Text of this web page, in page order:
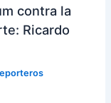
contra la
Ricardo